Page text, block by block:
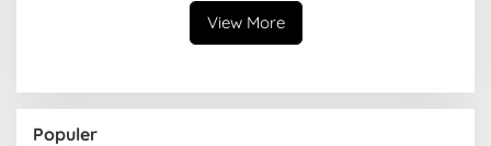
View More
Populer